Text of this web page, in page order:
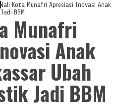
Wali Kota Munafri Apresiasi Inovasi Anak
BBM
Munafri
Anak
Ubah
Jadi BBM